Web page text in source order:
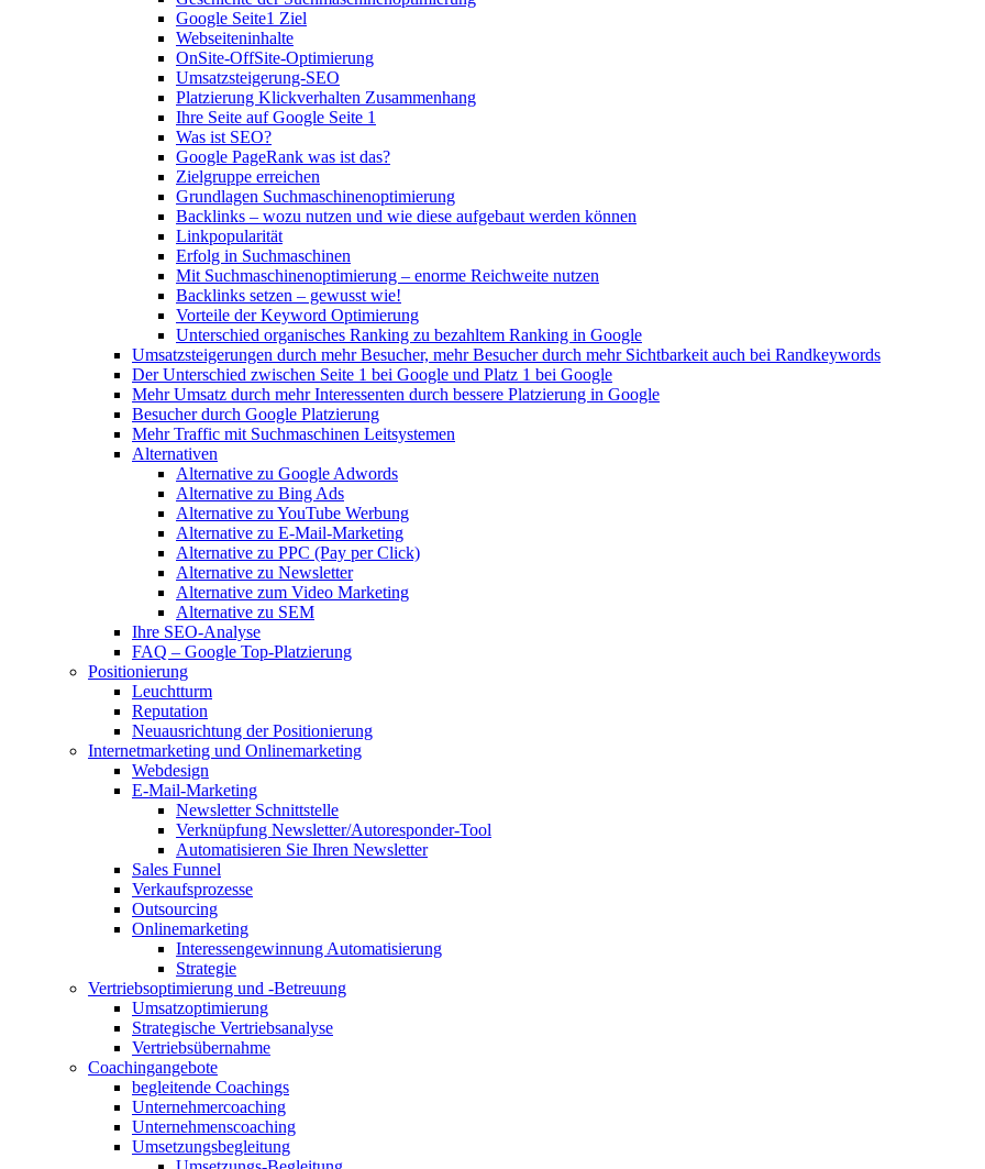
Google Seite1 Ziel
Webseiteninhalte
OnSite-OffSite-Optimierung
Umsatzsteigerung-SEO
Platzierung Klickverhalten Zusammenhang
Ihre Seite auf Google Seite 1
Was ist SEO?
Google PageRank was ist das?
Zielgruppe erreichen
Grundlagen Suchmaschinenoptimierung
Backlinks – wozu nutzen und wie diese aufgebaut werden können
Linkpopularität
Erfolg in Suchmaschinen
Mit Suchmaschinenoptimierung – enorme Reichweite nutzen
Backlinks setzen – gewusst wie!
Vorteile der Keyword Optimierung
Unterschied organisches Ranking zu bezahltem Ranking in Google
Umsatzsteigerungen durch mehr Besucher, mehr Besucher durch mehr Sichtbarkeit auch bei Randkeywords
Der Unterschied zwischen Seite 1 bei Google und Platz 1 bei Google
Mehr Umsatz durch mehr Interessenten durch bessere Platzierung in Google
Besucher durch Google Platzierung
Mehr Traffic mit Suchmaschinen Leitsystemen
Alternativen
Alternative zu Google Adwords
Alternative zu Bing Ads
Alternative zu YouTube Werbung
Alternative zu E-Mail-Marketing
Alternative zu PPC (Pay per Click)
Alternative zu Newsletter
Alternative zum Video Marketing
Alternative zu SEM
Ihre SEO-Analyse
FAQ – Google Top-Platzierung
Positionierung
Leuchtturm
Reputation
Neuausrichtung der Positionierung
Internetmarketing und Onlinemarketing
Webdesign
E-Mail-Marketing
Newsletter Schnittstelle
Verknüpfung Newsletter/Autoresponder-Tool
Automatisieren Sie Ihren Newsletter
Sales Funnel
Verkaufsprozesse
Outsourcing
Onlinemarketing
Interessengewinnung Automatisierung
Strategie
Vertriebsoptimierung und -Betreuung
Umsatzoptimierung
Strategische Vertriebsanalyse
Vertriebsübernahme
Coachingangebote
begleitende Coachings
Unternehmercoaching
Unternehmenscoaching
Umsetzungsbegleitung